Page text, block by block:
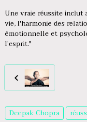
Une vraie réussite inclut
vie, l'harmonie des
émotionnelle et
l'esprit."
Deepak Chopra